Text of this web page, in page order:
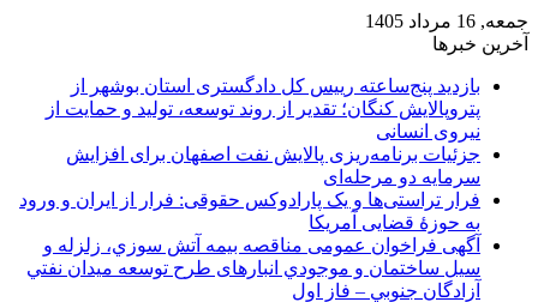
جمعه, 16 مرداد 1405
آخرین خبرها
بازدید پنج‌ساعته رییس کل دادگستری استان بوشهر از
پتروپالایش کنگان؛ تقدیر از روند توسعه، تولید و حمایت از
نیروی انسانی
جزئیات برنامه‌ریزی پالایش نفت اصفهان برای افزایش
سرمایه دو مرحله‌ای
فرار تراستی‌ها و یک پارادوکس حقوقی: فرار از ایران و ورود
به حوزۀ قضایی آمریکا
آگهی فراخوان عمومی مناقصه بيمه آتش سوزي، زلزله و
سیل ساختمان و موجودي انبارهای طرح توسعه ميدان نفتي
آزادگان جنوبي – فاز اول